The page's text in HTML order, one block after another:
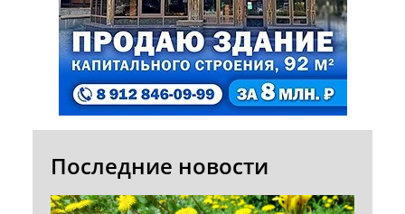
Последние новости